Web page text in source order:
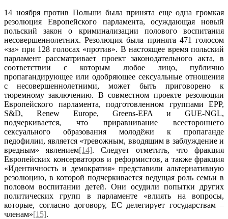
14 ноября против Польши была принята еще одна громкая
резолюция Европейского парламента, осуждающая новый
польский закон о криминализации полового воспитания
несовершеннолетних. Резолюция была принята 471 голосом
«за» при 128 голосах «против». В настоящее время польский
парламент рассматривает проект законодательного акта, в
соответствии с которым любое лицо, публично
пропагандирующее или одобряющее сексуальные отношения
с несовершеннолетними, может быть приговорено к
тюремному заключению. В совместном проекте резолюции
Европейского парламента, подготовленном группами EPP,
S&D, Renew Europe, Greens-EFA и GUE-NGL,
подчеркивается, что приравнивание всестороннего
сексуального образования молодёжи к пропаганде
педофилии, является «тревожным, вводящим в заблуждение и
вредным» явлением[14]. Следует отметить, что фракция
Европейских консерваторов и реформистов, а также фракция
«Идентичность и демократия» представили альтернативную
резолюцию, в которой подчеркивается ведущая роль семьи в
половом воспитании детей. Они осудили попытки других
политических групп в парламенте «влиять на вопросы,
которые, согласно договору, ЕС делегирует государствам –
членам»[15].